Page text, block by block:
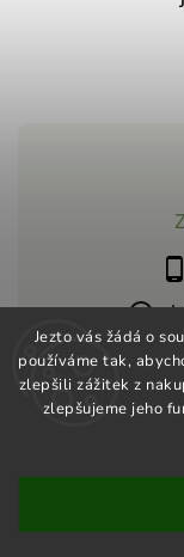
Jezto vás žádá o
používáme tak,
zlepšili zážitek z
zlepšujeme jeho